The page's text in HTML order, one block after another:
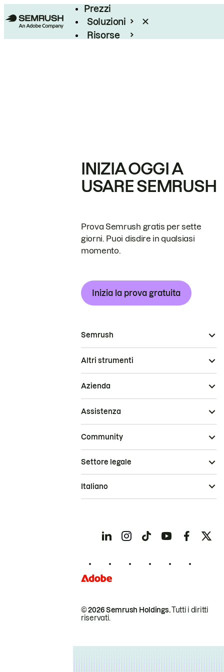
Prezzi
Soluzioni
Risorse
INIZIA OGGI A
USARE SEMRUSH
Prova Semrush gratis per sette
giorni. Puoi disdire in qualsiasi
momento.
Inizia la prova gratuita
Semrush
Altri strumenti
Azienda
Assistenza
Community
© 2026 Semrush Holdings.Tutti i diritti
riservati.
Settore legale
Italiano